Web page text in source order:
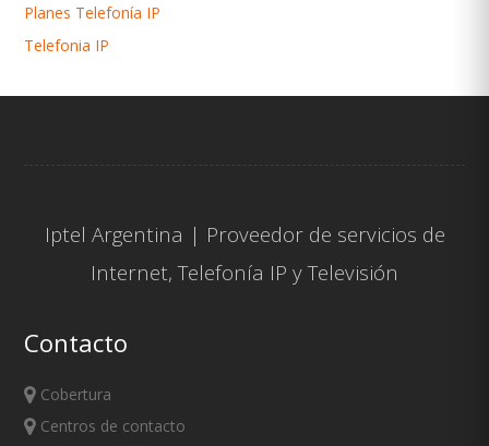
Planes Telefonía IP
Telefonia IP
Iptel Argentina | Proveedor de servicios de
Internet,Telefonía IP yTelevisión
Contacto
Cobertura
Centros de contacto